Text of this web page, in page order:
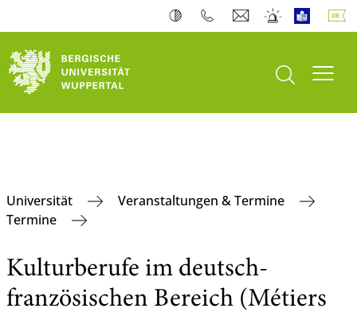
Suche öffnen
Universität
Veranstaltungen & Termine
Termine
Kulturberufe im deutsch-
französischen Bereich (Métiers